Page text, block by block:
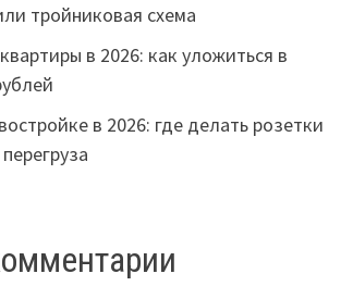
тройниковая схема
в 2026: как уложиться в
в 2026: где делать розетки